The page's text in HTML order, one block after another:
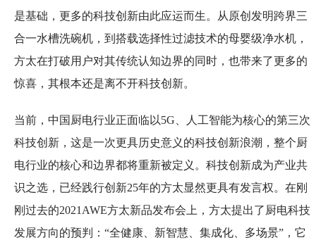
是基础，更多的科技创新由此应运而生。从原创发明跨界三
合一水槽洗碗机，到搭载选择性过滤技术的母婴级净水机，
方太在打破用户对其传统认知边界的同时，也带来了更多的
惊喜，其根本还是离不开科技创新。
当前，中国厨电行业正面临以5G、人工智能为核心的第三次
科技创新，这是一次更具历史意义的科技创新浪潮，整个厨
电行业的核心和边界都将重新被定义。科技创新成为产业共
识之选，已经践行创新25年的方太显然更具有发言权。在刚
刚过去的2021AWE方太新品发布会上，方太提出了厨电科技
发展方向的预判：“全健康、新智慧、集成化、多场景”，它